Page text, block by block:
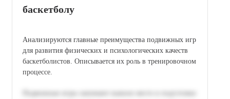
баскетболу
Анализируются главные преимущества подвижных игр
для развития физических и психологических качеств
баскетболистов. Описывается их роль в тренировочном
процессе.